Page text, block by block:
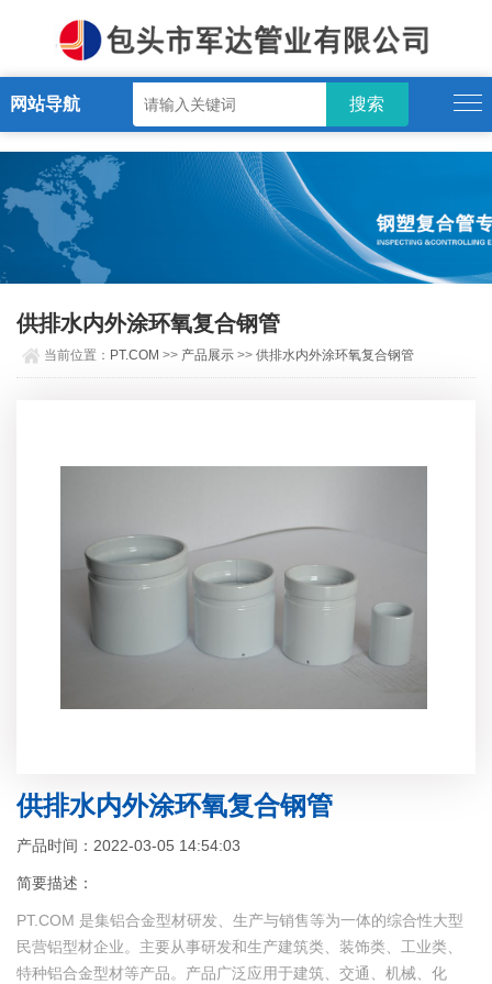
PT.COM
网站导航
供排水内外涂环氧复合钢管
当前位置： PT.COM >> 产品展示 >>供排水内外涂环氧复合钢管
供排水内外涂环氧复合钢管
产品时间：2022-03-05 14:54:03
简要描述：
PT.COM 是集铝合金型材研发、生产与销售等为一体的综合性大型
民营铝型材企业。主要从事研发和生产建筑类、装饰类、工业类、
特种铝合金型材等产品。产品广泛应用于建筑、交通、机械、化